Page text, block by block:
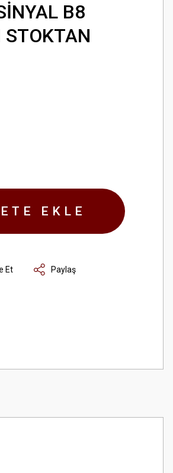
B8
STOKTAN
EKLE
Et Paylaş